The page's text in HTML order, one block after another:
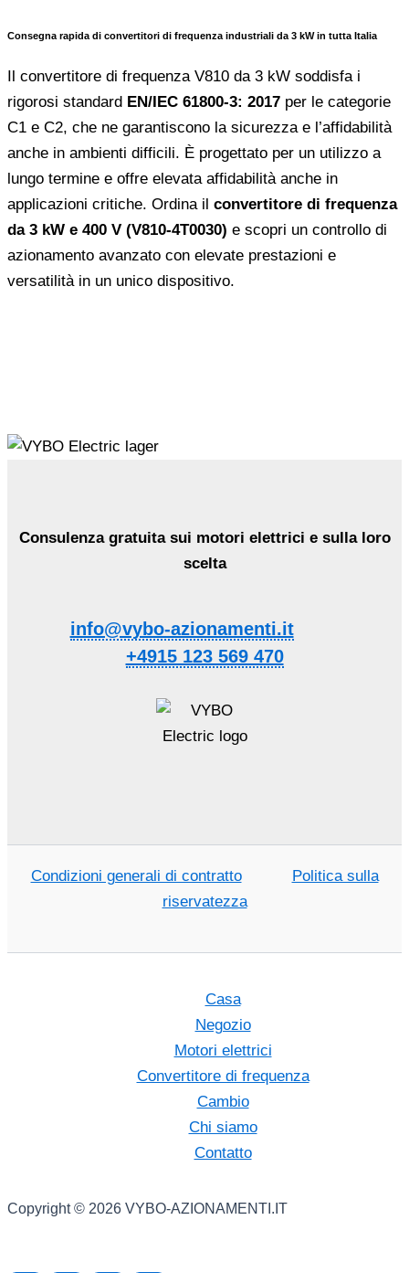
Consegna rapida di convertitori di frequenza industriali da 3 kW in tutta Italia
Il convertitore di frequenza V810 da 3 kW soddisfa i
rigorosi standard EN/IEC 61800-3: 2017 per le categorie
C1 e C2, che ne garantiscono la sicurezza e l’affidabilità
anche in ambienti difficili. È progettato per un utilizzo a
lungo termine e offre elevata affidabilità anche in
applicazioni critiche. Ordina il convertitore di frequenza
da 3 kW e 400 V (V810-4T0030) e scopri un controllo di
azionamento avanzato con elevate prestazioni e
versatilità in un unico dispositivo.
Consulenza gratuita sui motori elettrici e sulla loro
scelta
info@vybo-azionamenti.it
+4915 123 569 470
Condizioni generali di contratto
Politica sulla
riservatezza
Casa
Negozio
Motori elettrici
Convertitore di frequenza
Cambio
Chi siamo
Contatto
Copyright © 2026 VYBO-AZIONAMENTI.IT